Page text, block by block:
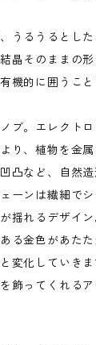
うるうるとし
晶そのままの
機的に囲うこ
ブ。エレクト
り、植物を金
凸など、自然
ーンは繊細で
揺れるデザイン
る金色があた
変化していき
飾ってくれるア